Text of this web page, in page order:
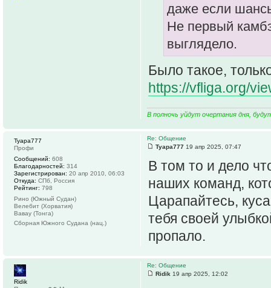
даже если
Не первый
выглядело.
Было такое,
https://vfliga.org/
В полночь уйдут очертания дня,
Re: Общение
Tyapa777 19 апр 2025, 07:47
В том то и дело
наших команд,
Царапайтесь,
тебя своей
пропало.
Tyapa777
Профи
Сообщений: 608
Благодарностей: 314
Зарегистрирован: 20 апр 2010, 06:03
Откуда: СПб, Россия
Рейтинг: 798
Рино (Южный Судан)
Велебит (Хорватия)
Вавау (Тонга)
Сборная Южного Судана (нац.)
Re: Общение
Ridik 19 апр 2025, 12:02
Ridik